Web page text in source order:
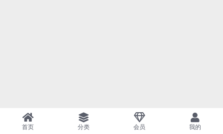
首页 分类 会员 我的